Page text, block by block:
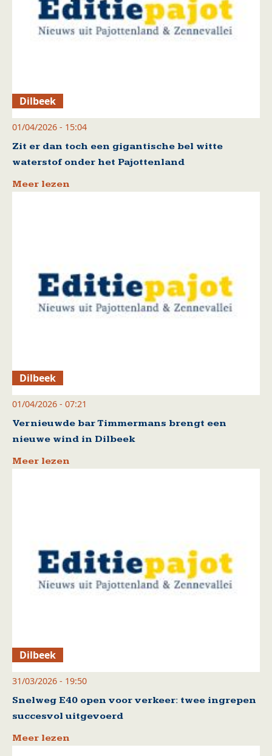
Dilbeek
01/04/2026 - 15:04
Zit er dan toch een gigantische bel witte
waterstof onder het Pajottenland
Meer lezen
Dilbeek
01/04/2026 - 07:21
Vernieuwde bar Timmermans brengt een
nieuwe wind in Dilbeek
Meer lezen
Dilbeek
31/03/2026 - 19:50
Snelweg E40 open voor verkeer: twee ingrepen
succesvol uitgevoerd
Meer lezen